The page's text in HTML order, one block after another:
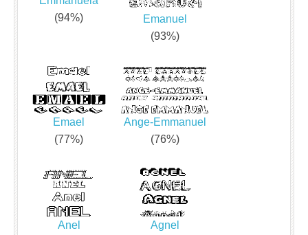
(94%)
Emanuel
(93%)
Emael
(77%)
Ange-Emmanuel
(76%)
Anel
Agnel